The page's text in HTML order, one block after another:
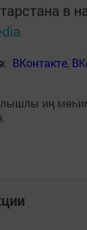
в
: ВКонтакте,
иң